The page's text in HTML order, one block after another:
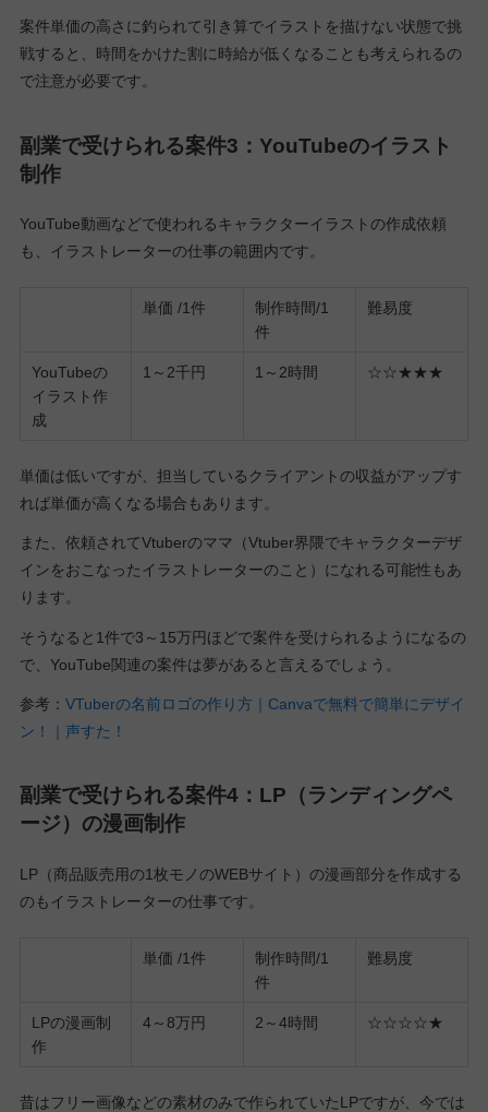
案件単価の高さに釣られて引き算でイラストを描けない状態で挑
戦すると、時間をかけた割に時給が低くなることも考えられるの
で注意が必要です。
副業で受けられる案件3：YouTubeのイラスト
制作
YouTube動画などで使われるキャラクターイラストの作成依頼
も、イラストレーターの仕事の範囲内です。
単価 /1件
制作時間/1
件
難易度
YouTubeの
イラスト作
成
1～2千円 1～2時間 ☆☆★★★
単価は低いですが、担当しているクライアントの収益がアップす
れば単価が高くなる場合もあります。
また、依頼されてVtuberのママ（Vtuber界隈でキャラクターデザ
インをおこなったイラストレーターのこと）になれる可能性もあ
ります。
そうなると1件で3～15万円ほどで案件を受けられるようになるの
で、YouTube関連の案件は夢があると言えるでしょう。
参考： VTuberの名前ロゴの作り方｜Canvaで無料で簡単にデザイ
ン！｜声すた！
副業で受けられる案件4：LP（ランディングペ
ージ）の漫画制作
LP（商品販売用の1枚モノのWEBサイト）の漫画部分を作成する
のもイラストレーターの仕事です。
単価 /1件
制作時間/1
件
難易度
LPの漫画制
作
4～8万円 2～4時間 ☆☆☆☆★
昔はフリー画像などの素材のみで作られていたLPですが、今では